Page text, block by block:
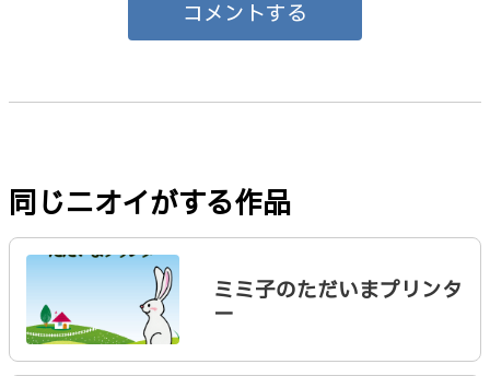
コメントする
同じニオイがする作品
ミミ子のただいまプリンタ
ー